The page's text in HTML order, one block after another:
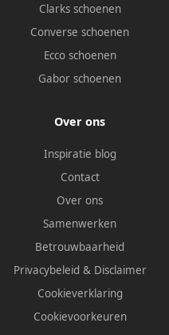
Clarks schoenen
Converse schoenen
Ecco schoenen
Gabor schoenen
Over ons
Inspiratie blog
Contact
Over ons
Samenwerken
Betrouwbaarheid
Privacybeleid & Disclaimer
Cookieverklaring
Cookievoorkeuren